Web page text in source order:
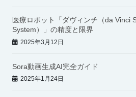
医療ロボット「ダヴィンチ（da Vinci
System）」の精度と限界
2025年3月12日
Sora動画生成AI完全ガイド
2025年1月24日